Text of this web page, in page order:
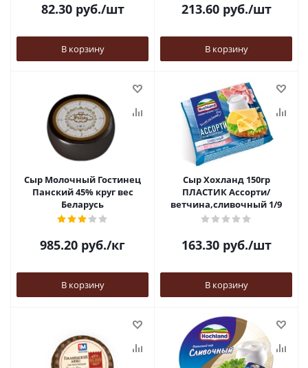
82.30руб./шт
В корзину
213.60руб./шт
В корзину
Сыр Молочный Гостинец
Панский 45% круг вес
Беларусь
985.20 руб./кг
В корзину
Сыр Хохланд 150гр
ПЛАСТИК Ассорти/
ветчина,сливочный 1/9
163.30руб./шт
В корзину